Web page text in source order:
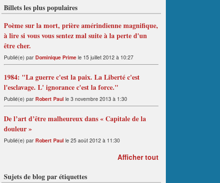
Billets les plus populaires
Poème sur la mort, prière amérindienne magnifique,
à lire si vous vous sentez mal suite à la perte d'un
être cher.
Publié(e) par Dominique Prime le 15 juillet 2012 à 10:27
1984: "La guerre c'est la paix. La Liberté c'est
l'esclavage. L' ignorance c'est la force."
Publié(e) par Robert Paul le 3 novembre 2013 à 1:30
De l’art d’être malheureux dans « Capitale de la
douleur »
Publié(e) par Robert Paul le 25 août 2012 à 11:30
Afficher tout
Sujets de blog par étiquettes